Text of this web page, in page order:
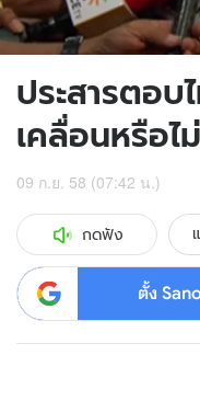
ประสารตอบ
เคลื่อนหรือไม่
09 ก.ย. 58 (07:42 น.)
กดฟัง
ตั้ง